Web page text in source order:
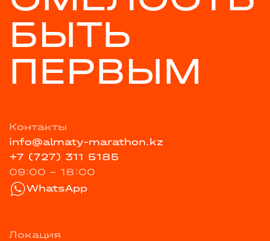
БЫТЬ
ПЕРВЫМ
Контакты
info@almaty-marathon.kz
+7 (727) 311 5185
09:00 - 18:00
WhatsApp
Локация